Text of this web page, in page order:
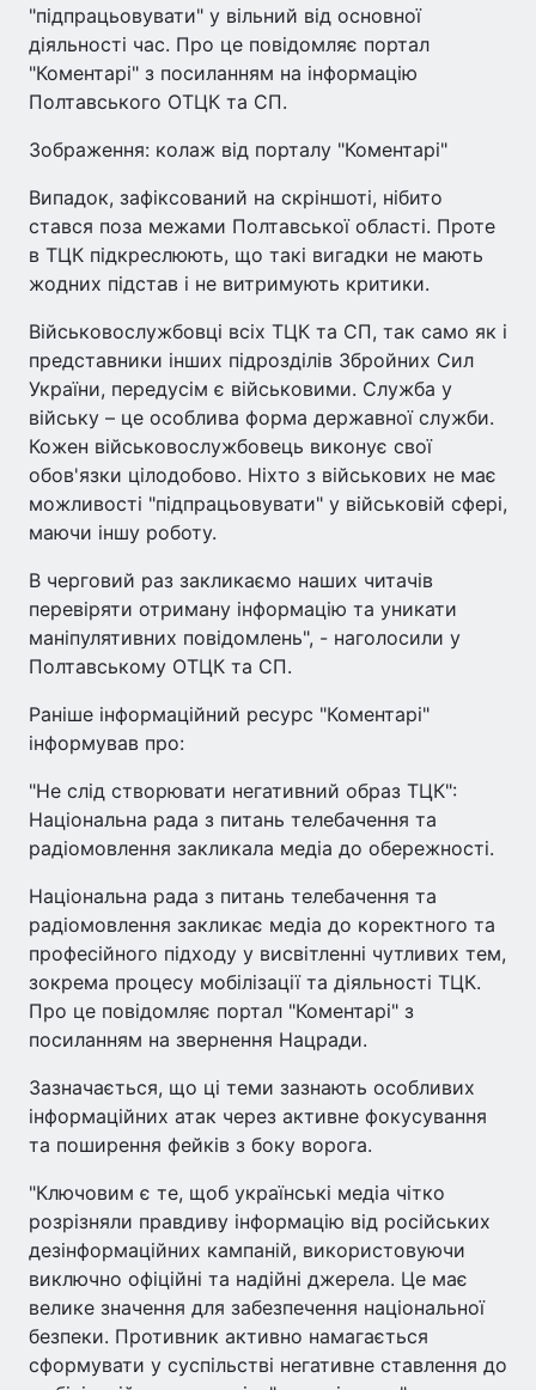
"підпрацьовувати" у вільний від основної
діяльності час. Про це повідомляє портал
"Коментарі" з посиланням на інформацію
Полтавського ОТЦК та СП.
Зображення: колаж від порталу "Коментарі"
Випадок, зафіксований на скріншоті, нібито
стався поза межами Полтавської області. Проте
в ТЦК підкреслюють, що такі вигадки не мають
жодних підстав і не витримують критики.
Військовослужбовці всіх ТЦК та СП, так само як і
представники інших підрозділів Збройних Сил
України, передусім є військовими. Служба у
війську – це особлива форма державної служби.
Кожен військовослужбовець виконує свої
обов'язки цілодобово. Ніхто з військових не має
можливості "підпрацьовувати" у військовій сфері,
маючи іншу роботу.
В черговий раз закликаємо наших читачів
перевіряти отриману інформацію та уникати
маніпулятивних повідомлень", - наголосили у
Полтавському ОТЦК та СП.
Раніше інформаційний ресурс "Коментарі"
інформував про:
"Не слід створювати негативний образ ТЦК":
Національна рада з питань телебачення та
радіомовлення закликала медіа до обережності.
Національна рада з питань телебачення та
радіомовлення закликає медіа до коректного та
професійного підходу у висвітленні чутливих тем,
зокрема процесу мобілізації та діяльності ТЦК.
Про це повідомляє портал "Коментарі" з
посиланням на звернення Нацради.
Зазначається, що ці теми зазнають особливих
інформаційних атак через активне фокусування
та поширення фейків з боку ворога.
"Ключовим є те, щоб українські медіа чітко
розрізняли правдиву інформацію від російських
дезінформаційних кампаній, використовуючи
виключно офіційні та надійні джерела. Це має
велике значення для забезпечення національної
безпеки. Противник активно намагається
сформувати у суспільстві негативне ставлення до